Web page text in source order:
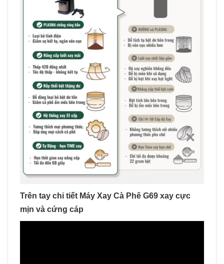
Trên tay chi tiết Máy Xay Cà Phê G69 xay cực
mịn và cứng cáp